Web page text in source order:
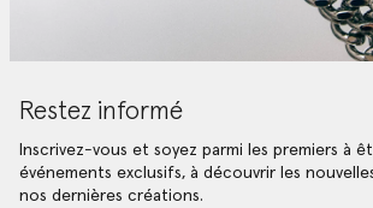
Restez informé
Inscrivez-vous et soyez parmi les premiers à
événements exclusifs, à découvrir les
nos dernières créations.